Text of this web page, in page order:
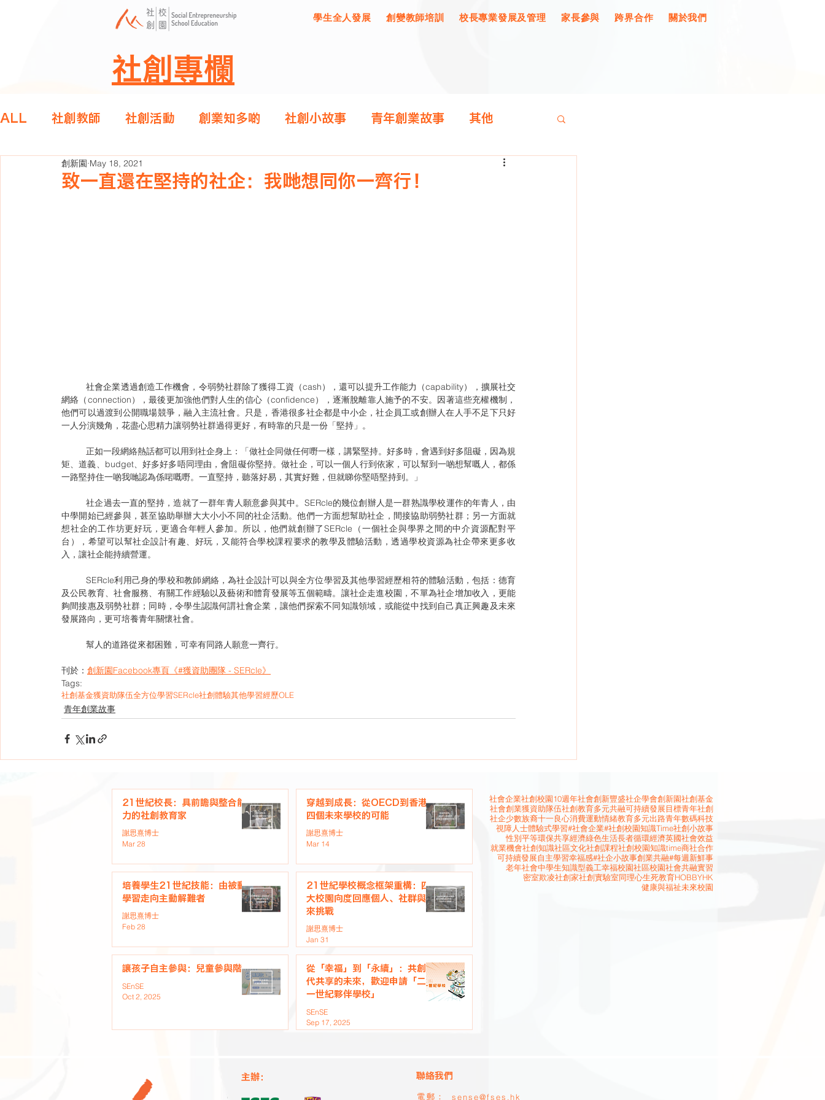
學生全人發展 創變教師培訓 校長專業發展及管理 家長參與 跨界合作 關於我們
社創專欄
ALL 社創教師 社創活動 創業知多啲 社創小故事 青年創業故事 其他
致一直還在堅持的社企：我哋想同你一齊行！
創新園 May 18, 2021
	社會企業透過創造工作機會，令弱勢社群除了獲得工資（cash），還可以提升工作能力（capability），擴展社交
網絡（connection），最後更加強他們對人生的信心（confidence），逐漸脫離靠人施予的不安。因著這些充權機制，
他們可以過渡到公開職場競爭，融入主流社會。只是，香港很多社企都是中小企，社企員工或創辦人在人手不足下只好
一人分演幾角，花盡心思精力讓弱勢社群過得更好，有時靠的只是一份「堅持」。
矩、道義、budget、好多好多唔同理由，會阻礙你堅持。做社企，可以一個人行到依家，可以幫到一啲想幫嘅人，都係
一路堅持住一啲我哋認為係啱嘅嘢。一直堅持，聽落好易，其實好難，但就睇你堅唔堅持到。」
	社企過去一直的堅持，造就了一群年青人願意參與其中。SERcle的幾位創辦人是一群熟識學校運作的年青人，由
中學開始已經參與，甚至協助舉辦大大小小不同的社企活動。他們一方面想幫助社企，間接協助弱勢社群；另一方面就
想社企的工作坊更好玩，更適合年輕人參加。所以，他們就創辦了SERcle（一個社企與學界之間的中介資源配對平
台），希望可以幫社企設計有趣、好玩，又能符合學校課程要求的教學及體驗活動，透過學校資源為社企帶來更多收
入，讓社企能持續營運。
	SERcle利用己身的學校和教師網絡，為社企設計可以與全方位學習及其他學習經歷相符的體驗活動，包括：德育
及公民教育、社會服務、有關工作經驗以及藝術和體育發展等五個範疇。讓社企走進校園，不單為社企增加收入，更能
夠間接惠及弱勢社群；同時，令學生認識何謂社會企業，讓他們探索不同知識領域，或能從中找到自己真正興趣及未來
發展路向，更可培養青年關懷社會。
	幫人的道路從來都困難，可幸有同路人願意一齊行。
刊於： 創新園Facebook專頁《#獲資助團隊 - SERcle》
Tags:
社創基金獲資助隊伍全方位學習SERcle社創體驗其他學習經歷OLE
青年創業故事
21世紀校長：具前瞻與整合能
力的社創教育家
謝思熹博士
Mar 28
穿越到成長：從OECD到香港
四個未來學校的可能
謝思熹博士
Mar 14
培養學生21世紀技能：由被動
學習走向主動解難者
謝思熹博士
Feb 28
21世紀學校概念框架重構：四
大校園向度回應個人、社群與未
來挑戰
謝思熹博士
Jan 31
讓孩子自主參與：兒童參與階梯
SEnSE
Oct 2, 2025
從「幸福」到「永續」：共創世
代共享的未來，歡迎申請「二十
一世紀夥伴學校」
SEnSE
Sep 17, 2025
社會企業社創校園10週年社會創新豐盛社企學會創新園社創基金
社會創業獲資助隊伍社創教育多元共融可持續發展目標青年社創
社企少數族裔十一良心消費運動情緒教育多元出路青年數碼科技
視障人士體驗式學習#社會企業#社創校園知識Time社創小故事
性別平等環保共享經濟綠色生活長者循環經濟英國社會效益
就業機會社創知識社區文化社創課程社創校園知識time商社合作
可持續發展自主學習幸福感#社企小故事創業共融#每週新鮮事
老年社會中學生知識型義工幸福校園社區校園社會共融實習
密室欺凌社創家社創實驗室同理心生死教育HOBBYHK
健康與福祉未來校園
主辦： 聯絡我們
電郵： sense@fses.hk